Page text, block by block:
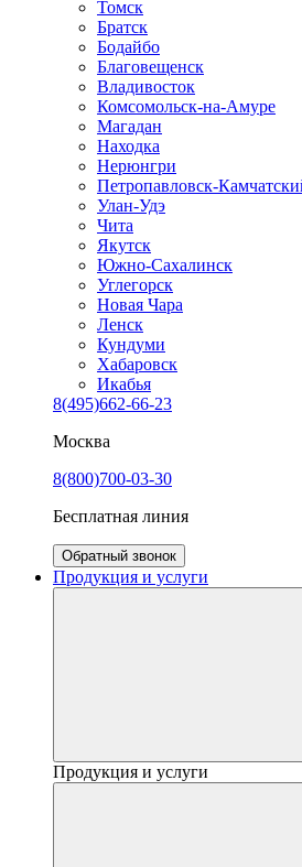
Томск
Братск
Бодайбо
Благовещенск
Владивосток
Комсомольск-на-Амуре
Магадан
Находка
Нерюнгри
Петропавловск-
Улан-Удэ
Чита
Якутск
Южно-Сахалинск
Углегорск
Новая Чара
Ленск
Кундуми
Хабаровск
Икабья
8(495)662-66-23
Москва
8(800)700-03-30
Бесплатная линия
Обратный звонок
Продукция и услуги
Продукция и услуги